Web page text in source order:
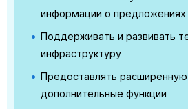
информации о предложениях
Поддерживать и развивать
инфраструктуру
Предоставлять расширенную
дополнительные функции